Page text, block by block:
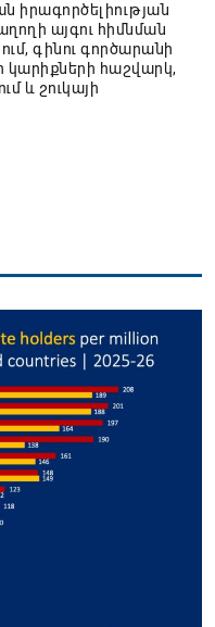
իրագործելիության
այգու հիմնման
գինու գործարանի
հաշվարկ,
և շուկայի